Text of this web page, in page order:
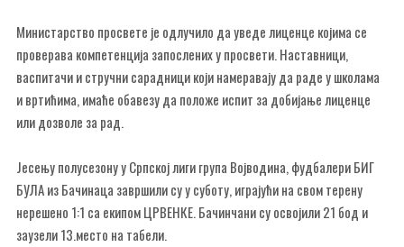
Министарство просвете је одлучило да уведе лиценце којима се
проверава компетенција запослених у просвети. Наставници,
васпитачи и стручни сарадници који намеравају да раде у школама
и вртићима, имаће обавезу да положе испит за добијање лиценце
или дозволе за рад.
Јесењу полусезону у Српској лиги група Војводина, фудбалери БИГ
БУЛА из Бачинаца завршили су у суботу, играјући на свом терену
нерешено 1:1 са екипом ЦРВЕНКЕ. Бачинчани су освојили 21 бод и
заузели 13.место на табели.